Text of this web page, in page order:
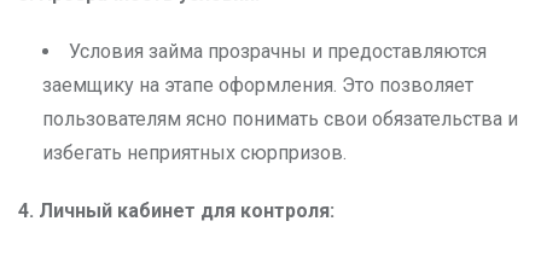
Условия займа прозрачны и предоставляются
заемщику на этапе оформления. Это позволяет
пользователям ясно понимать свои обязательства и
избегать неприятных сюрпризов.
4. Личный кабинет для контроля: